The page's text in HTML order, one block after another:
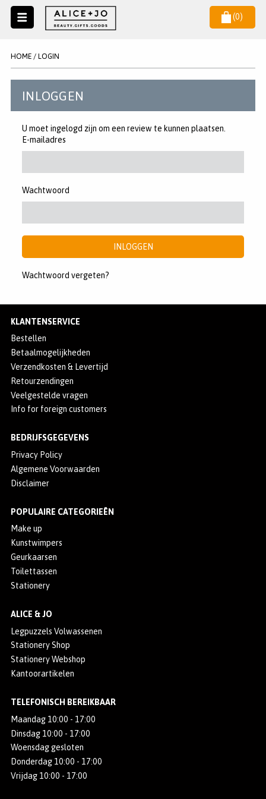
(0)
KAARSEN
STATIONERY
LEGPUZZELS
VERZORGING
MERKEN
REGISTREREN
KLANTENSERVICE
HOME/ LOGIN
INLOGGEN
U moet ingelogd zijn om een review te kunnen plaatsen.
E-mailadres
Wachtwoord
INLOGGEN
Wachtwoord vergeten?
KLANTENSERVICE
Bestellen
Betaalmogelijkheden
Verzendkosten & Levertijd
Retourzendingen
Veelgestelde vragen
Info for foreign customers
BEDRIJFSGEGEVENS
Privacy Policy
Algemene Voorwaarden
Disclaimer
POPULAIRE CATEGORIEËN
Make up
Kunstwimpers
Geurkaarsen
Toilettassen
Stationery
ALICE & JO
Legpuzzels Volwassenen
Stationery Shop
Stationery Webshop
Kantoorartikelen
TELEFONISCH BEREIKBAAR
Maandag 10:00 - 17:00
Dinsdag 10:00 - 17:00
Woensdag gesloten
Donderdag 10:00 - 17:00
Vrijdag 10:00 - 17:00